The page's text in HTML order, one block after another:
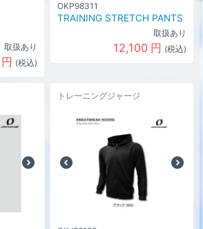
取扱あり
円 (税込)
OKP98311
TRAINING STRETCH PANTS
取扱あり
12,100 円 (税込)
トレーニングジャージ